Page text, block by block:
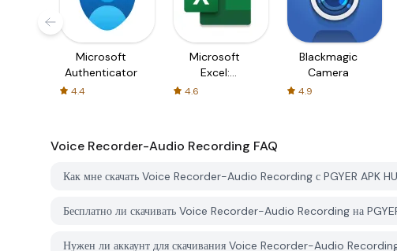
Microsoft
Authenticator
4.4
Microsoft
Excel:
Spreadsheets
4.6
Blackmagic
Camera
4.9
Voice Recorder-Audio Recording FAQ
Как мне скачать Voice Recorder-Audio Recording с PGYER APK
Бесплатно ли скачивать Voice Recorder-Audio Recording на
Нужен ли аккаунт для скачивания Voice Recorder-Audio Recording